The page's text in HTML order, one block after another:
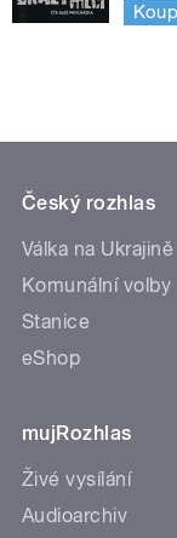
Český rozhlas
Válka na Ukrajině
Komunální volby
Stanice
eShop
mujRozhlas
Živé vysílání
Audioarchiv